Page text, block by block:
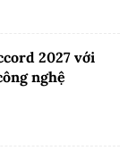
2027 với
nghệ